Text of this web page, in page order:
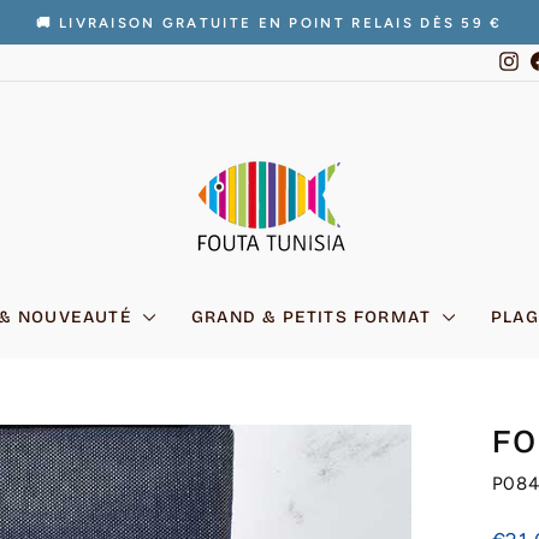
Diaporama
🚚 LIVRAISON GRATUITE EN POINT RELAIS DÈS 59 €
NOUVEAUTÉ GRAND & PETITS FORMAT
P084